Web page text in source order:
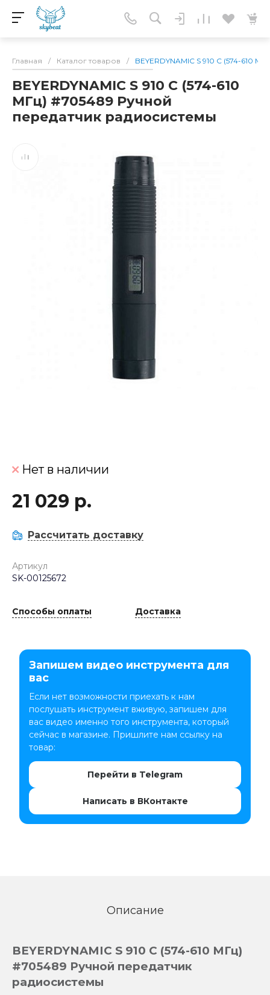
Главная / Каталог товаров / BEYERDYNAMIC S 910 C (574-610
BEYERDYNAMIC S 910 C (574-610
МГц) #705489 Ручной
передатчик радиосистемы
Нет в наличии
21 029 р.
Рассчитать доставку
Артикул
SK-00125672
Способы оплаты Доставка
Запишем видео инструмента для
вас
Если нет возможности приехать к нам
послушать инструмент вживую, запишем для
вас видео именно того инструмента, который
сейчас в магазине. Пришлите нам ссылку на
товар:
Перейти в Telegram
Написать в ВКонтакте
Описание
BEYERDYNAMIC S 910 C (574-610 МГц)
#705489 Ручной передатчик
радиосистемы